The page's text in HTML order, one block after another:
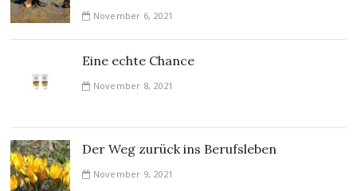
November 6, 2021
Eine echte Chance
November 8, 2021
Der Weg zurück ins Berufsleben
November 9, 2021